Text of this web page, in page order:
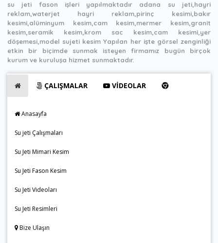
su jeti fason işleri yapılmaktadır adana su jeti,hayri
reklam,waterjet hayri reklam,pirinç kesimi,bakır
kesimi,alüminyum kesim,cam kesim,mermer kesim,granit
kesim,seramik kesim,krom sac kesim,cam kesimi,yer
döşemesi,model sujeti kesim Yapılan her işte görsel zenginliği
etkin bir biçimde sunmak isteyen firmamız bugün birçok
kurum ve kuruluşa hizmet sunmaktadır.
ÇALIŞMALAR VİDEOLAR
Anasayfa
Su jeti Çalışmaları
Su Jeti Mimari Kesim
Su Jeti Fason Kesim
Su Jeti Videoları
Su Jeti Resimleri
Bize Ulaşın